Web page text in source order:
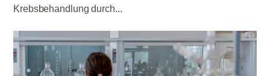
Krebsbehandlung durch...